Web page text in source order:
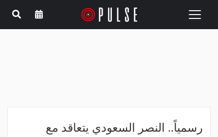
Toggle
رسمياً.. النصر السعودي يتعاقد مع